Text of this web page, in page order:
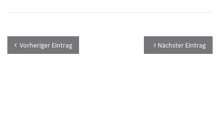
Vorheriger Eintrag Nächster Eintrag